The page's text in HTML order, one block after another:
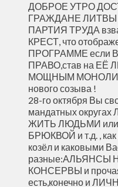
ДОБРОЕ УТРО
ГРАЖДАНЕ ЛИТВЫ
ПАРТИЯ ТРУДА
КРЕСТ, что
ПРОГРАММЕ если
ПРАВО,став на ЕЁ
МОЩНЫМ
нового созыва !
28-го октября Вы
мандатных
ЖИТЬ ЛЮДЬМИ или
БРЮКВОЙ и т.д. , как
козёл и каковыми
разные:АЛЬЯНСЫ
КОНСЕРВЫ и
есть,конечно и